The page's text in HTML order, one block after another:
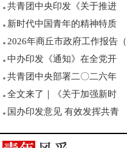
共青团中央印发《关于推进
新时代中国青年的精神特质
2026年商丘市政府工作报告（
中办印发《通知》在全党开
共青团中央部署二〇二六年
全文来了｜《关于加强新时
国办印发意见 有效发挥共青